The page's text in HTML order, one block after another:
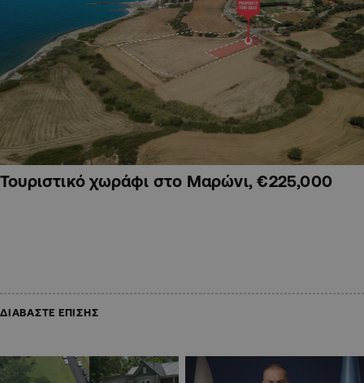
Τουριστικό χωράφι στο Μαρώνι, €225,000
ΔΙΑΒΑΣΤΕ ΕΠΙΣΗΣ